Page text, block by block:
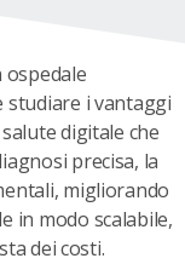
studiare i vantaggi
digitale che
precisa, la
migliorando
in modo scalabile,
dei costi.